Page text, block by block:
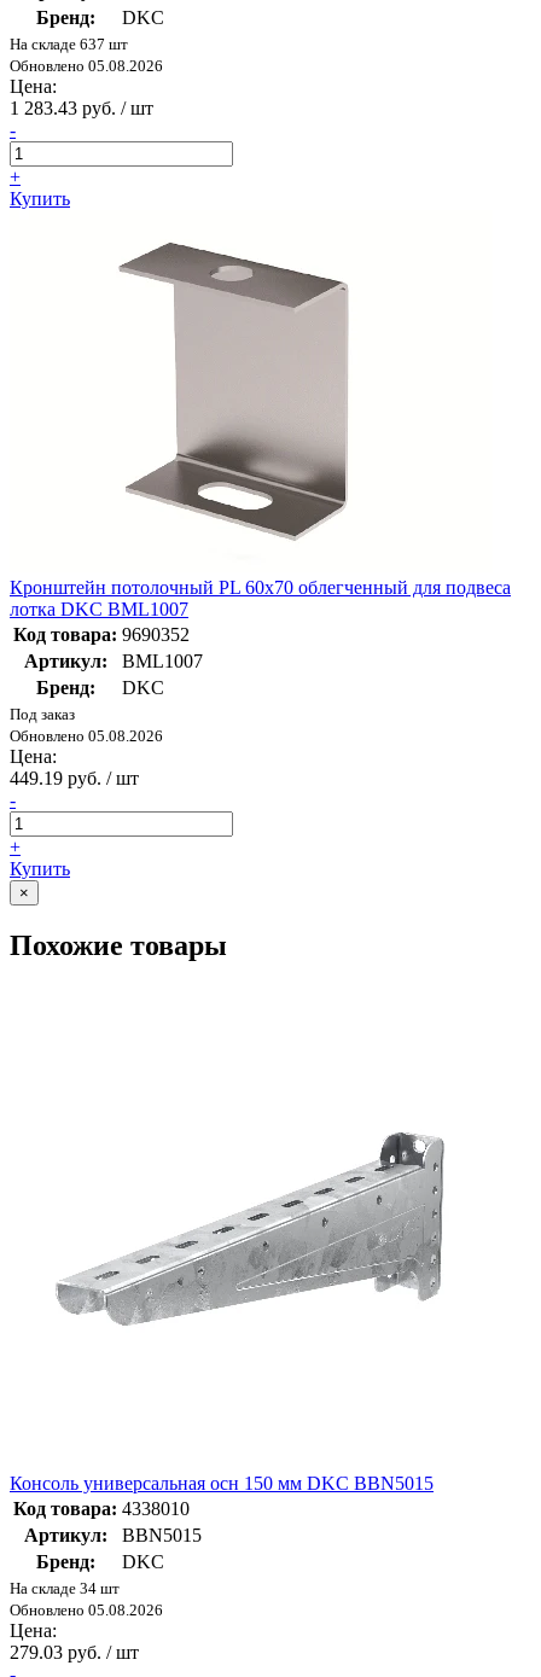
Бренд:
DKC
На складе 637 шт
Обновлено 05.08.2026
Цена:
1 283.43 руб. / шт
-
+
Купить
Кронштейн потолочный PL 60х70 облегченный для подвеса
лотка DKC BML1007
Код товара: 9690352
Артикул:
BML1007
Бренд:
DKC
Под заказ
Обновлено 05.08.2026
Цена:
449.19 руб. / шт
-
+
Купить
×
Похожие товары
Консоль универсальная осн 150 мм DKC BBN5015
Код товара: 4338010
Артикул:
BBN5015
Бренд:
DKC
На складе 34 шт
Обновлено 05.08.2026
Цена:
279.03 руб. / шт